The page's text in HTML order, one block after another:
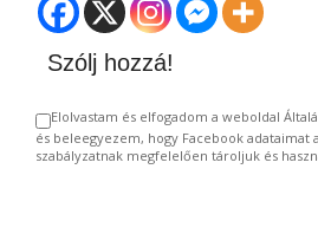
Szólj hozzá!
Elolvastam és elfogadom a weboldal
és beleegyezem, hogy Facebook adataimat
szabályzatnak megfelelően tároljuk és